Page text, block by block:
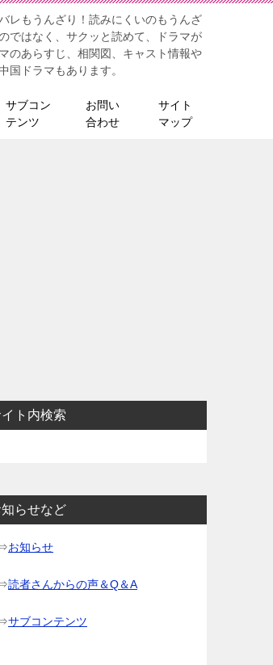
レもうんざり！読みにくいのもうんざ
ではなく、サクッと読めて、ドラマが
のあらすじ、相関図、キャスト情報や
国ドラマもあります。
サブコン
テンツ
お問い
合わせ
サイト
マップ
ト内検索
知らせなど
お知らせ
読者さんからの声＆Q＆A
サブコンテンツ